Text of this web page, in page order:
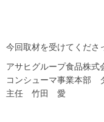
今回取材を受けてくださ
アサヒグループ食品株式
コンシューマ事業本部
主任 竹田 愛